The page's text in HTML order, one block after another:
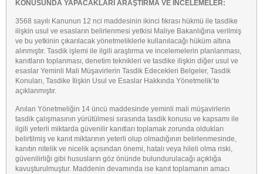
KONUSUNDA YAPACAKLARI ARAŞTIRMA VE İNCELEMELER:
3568 sayılı Kanunun 12 nci maddesinin ikinci fıkrası hükmü ile tasdike
ilişkin usul ve esasların belirlenmesi yetkisi Maliye Bakanlığına verilmiş
ve bu yetkinin çıkarılacak yönetmeliklerle kullanılacağı hüküm altına
alınmıştır. Tasdik işlemi ile ilgili araştırma ve incelemelerin planlanması,
kanıtların toplanması, denetim teknikleri ve tasdike ilişkin diğer usul ve
esaslar Yeminli Mali Müşavirlerin Tasdik Edecekleri Belgeler, Tasdik
Konuları, Tasdike İlişkin Usul ve Esaslar Hakkında Yönetmelik’te
açıklanmıştır.
Anılan Yönetmeliğin 14 üncü maddesinde yeminli mali müşavirlerin
tasdik çalışmasının yürütülmesi sırasında tasdik konusu ve kapsamı ile
ilgili yeterli miktarda güvenilir kanıtları toplamak zorunda oldukları
belirtilmiş ve kanıt miktarının yeterli olup olmadığının belirlenmesinde,
kanıtın nitelik ve nicelik açısından önemi, hatalı veya hileli olma riski,
güvenilirliği gibi hususların göz önünde bulundurulacağı açıklığa
kavuşturulmuştur. Maddenin devamında ise kanıt toplamanın amacı